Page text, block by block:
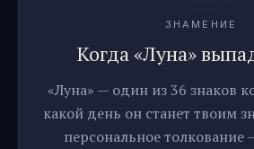
ЗНАМЕНИЕ
Когда «Луна»
«Луна» — один из 36 знаков
какой день он станет твоим
персональное толкование